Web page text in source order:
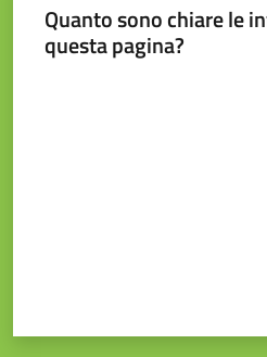
Quanto sono chiare le
questa pagina?